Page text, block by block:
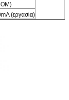
(εργασία)